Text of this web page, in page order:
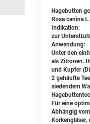
Hagebutten
Rosa canina
Indikation:
zur
Anwendung:
Unter den
als Zitronen.
und Kupfer
2 gehäufte
siedendem
Für eine
Abhängig